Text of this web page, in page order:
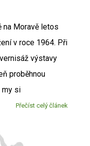
na Moravě letos
v roce 1964. Při
výstavy
proběhnou
my si
Přečíst celý článek